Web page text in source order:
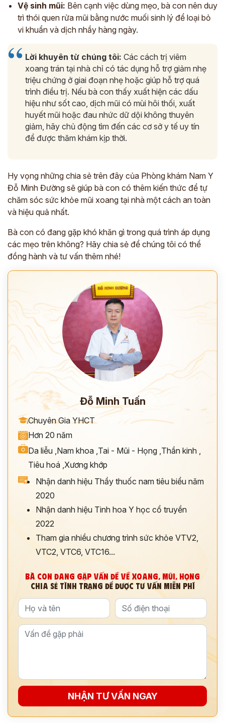
Vệ sinh mũi: Bên cạnh việc dùng mẹo, bà con nên duy
trì thói quen rửa mũi bằng nước muối sinh lý để loại bỏ
vi khuẩn và dịch nhầy hàng ngày.
Lời khuyên từ chúng tôi: Các cách trị viêm
xoang trán tại nhà chỉ có tác dụng hỗ trợ giảm nhẹ
triệu chứng ở giai đoạn nhẹ hoặc giúp hỗ trợ quá
trình điều trị. Nếu bà con thấy xuất hiện các dấu
hiệu như sốt cao, dịch mũi có mùi hôi thối, xuất
huyết mũi hoặc đau nhức dữ dội không thuyên
giảm, hãy chủ động tìm đến các cơ sở y tế uy tín
để được thăm khám kịp thời.
Hy vọng những chia sẻ trên đây của Phòng khám Nam Y
Đỗ Minh Đường sẽ giúp bà con có thêm kiến thức để tự
chăm sóc sức khỏe mũi xoang tại nhà một cách an toàn
và hiệu quả nhất.
Bà con có đang gặp khó khăn gì trong quá trình áp dụng
các mẹo trên không? Hãy chia sẻ để chúng tôi có thể
đồng hành và tư vấn thêm nhé!
Đỗ Minh Tuấn
Chuyên Gia YHCT
Hơn 20 năm
Da liễu ,Nam khoa ,Tai - Mũi - Họng ,Thần kinh ,
Tiêu hoá ,Xương khớp
Nhận danh hiệu Thầy thuốc nam tiêu biểu năm
2020
Nhận danh hiệu Tinh hoa Y học cổ truyền
2022
Tham gia nhiều chương trình sức khỏe VTV2,
VTC2, VTC6, VTC16...
BÀ CON ĐANG GẶP VẤN ĐỀ VỀ XOANG, MŨI, HỌNG
CHIA SẺ TÌNH TRẠNG ĐỂ ĐƯỢC TƯ VẤN MIỄN PHÍ
NHẬN TƯ VẤN NGAY
*
ĐĂNG KÝ TƯ VẤN »
ĐĂNG KÝ ĐẾN KHÁM TRỰC TIẾP
Thông tin của bạn được bảo mật và chỉ sử dụng cho mục đích tư vấn.